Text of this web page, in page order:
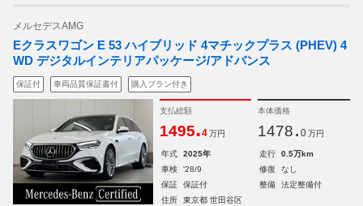
メルセデスAMG
Eクラスワゴン E 53 ハイブリッド 4マチックプラス (PHEV) 4
WD デジタルインテリアパッケージ/アドバンス
保証付 車両品質保証書付 購入プラン付き
支払総額
1495.4 万円
本体価格
1478. 0 万円
年式 2025年 走行
0.5万km
車検
'28/9 修復
なし
保証
保証付 整備
法定整備付
住所
東京都 世田谷区